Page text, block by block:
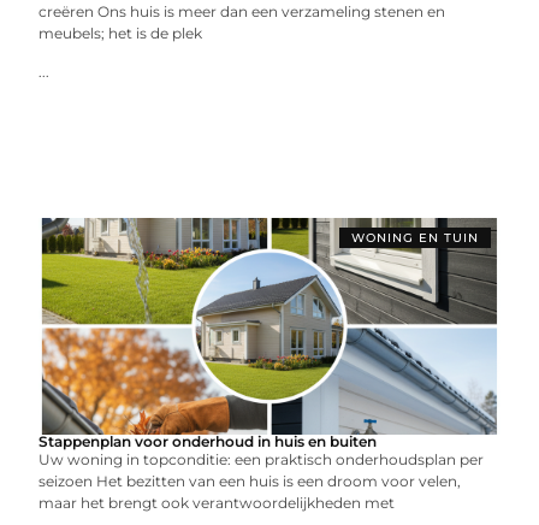
creëren Ons huis is meer dan een verzameling stenen en
meubels; het is de plek
...
WONING EN TUIN
Stappenplan voor onderhoud in huis en buiten
Uw woning in topconditie: een praktisch onderhoudsplan per
seizoen Het bezitten van een huis is een droom voor velen,
maar het brengt ook verantwoordelijkheden met